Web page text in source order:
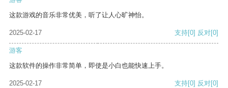
这款游戏的音乐非常优美，听了让人心旷神怡。
2025-02-17 支持[0] 反对[0]
游客
这款软件的操作非常简单，即使是小白也能快速上手。
2025-02-17 支持[0] 反对[0]